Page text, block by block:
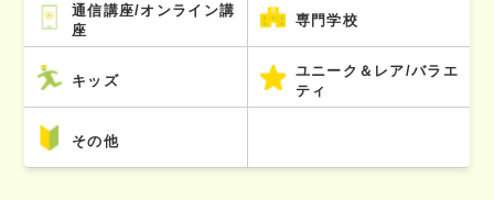
通信講座/オンライン講
座
専門学校
キッズ
ユニーク＆レア/バラエ
ティ
その他